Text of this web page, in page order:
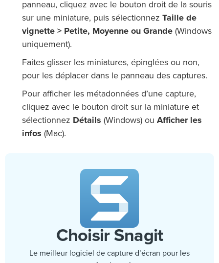
panneau, cliquez avec le bouton droit de la souris
sur une miniature, puis sélectionnez Taille de
vignette > Petite, Moyenne ou Grande (Windows
uniquement).
Faites glisser les miniatures, épinglées ou non,
pour les déplacer dans le panneau des captures.
Pour afficher les métadonnées d’une capture,
cliquez avec le bouton droit sur la miniature et
sélectionnez Détails (Windows) ou Afficher les
infos (Mac).
Choisir Snagit
Le meilleur logiciel de capture d’écran pour les